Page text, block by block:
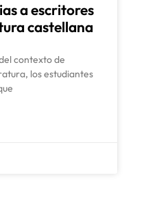
a escritores
castellana
contexto de
los estudiantes